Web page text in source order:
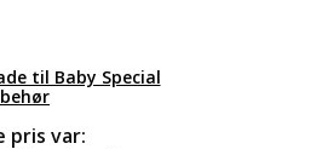
til Baby Special
pris var: